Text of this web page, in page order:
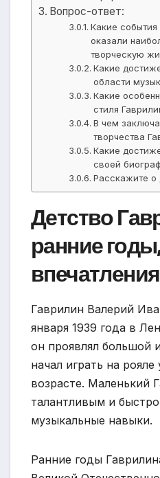
Вопрос-ответ:
Какие события
оказали
творческую
Какие
области
Какие
стиля
В чем
творчества
Какие
своей
Расскажите о
Детство
ранние
Гаврилин Валерий
января 1939 года в
он проявлял большой
начал играть на
возрасте. Маленький
талантливым и
музыкальные навыки.
Ранние годы